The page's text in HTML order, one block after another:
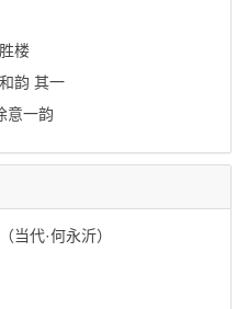
楼
韵 其一
意一韵
当代·何永沂）